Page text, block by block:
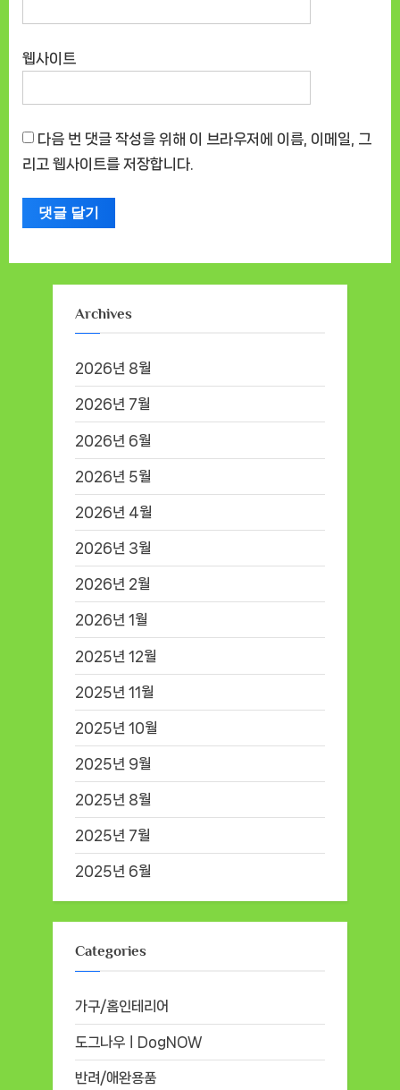
웹사이트
다음 번 댓글 작성을 위해 이 브라우저에 이름, 이메일, 그
리고 웹사이트를 저장합니다.
Archives
2026년 8월
2026년 7월
2026년 6월
2026년 5월
2026년 4월
2026년 3월
2026년 2월
2026년 1월
2025년 12월
2025년 11월
2025년 10월
2025년 9월
2025년 8월
2025년 7월
2025년 6월
Categories
가구/홈인테리어
도그나우ㅣDogNOW
반려/애완용품